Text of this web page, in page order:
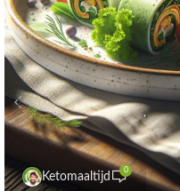
Ketomaaltijd
0